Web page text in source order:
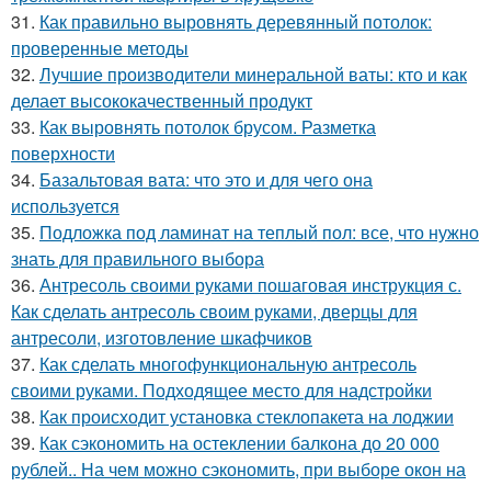
31. Как правильно выровнять деревянный потолок:
проверенные методы
32. Лучшие производители минеральной ваты: кто и как
делает высококачественный продукт
33. Как выровнять потолок брусом. Разметка
поверхности
34. Базальтовая вата: что это и для чего она
используется
35. Подложка под ламинат на теплый пол: все, что нужно
знать для правильного выбора
36. Антресоль своими руками пошаговая инструкция с.
Как сделать антресоль своим руками, дверцы для
антресоли, изготовление шкафчиков
37. Как сделать многофункциональную антресоль
своими руками. Подходящее место для надстройки
38. Как происходит установка стеклопакета на лоджии
39. Как сэкономить на остеклении балкона до 20 000
рублей.. На чем можно сэкономить, при выборе окон на